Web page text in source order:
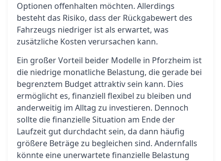
Optionen offenhalten möchten. Allerdings
besteht das Risiko, dass der Rückgabewert des
Fahrzeugs niedriger ist als erwartet, was
zusätzliche Kosten verursachen kann.
Ein großer Vorteil beider Modelle in Pforzheim ist
die niedrige monatliche Belastung, die gerade bei
begrenztem Budget attraktiv sein kann. Dies
ermöglicht es, finanziell flexibel zu bleiben und
anderweitig im Alltag zu investieren. Dennoch
sollte die finanzielle Situation am Ende der
Laufzeit gut durchdacht sein, da dann häufig
größere Beträge zu begleichen sind. Andernfalls
könnte eine unerwartete finanzielle Belastung